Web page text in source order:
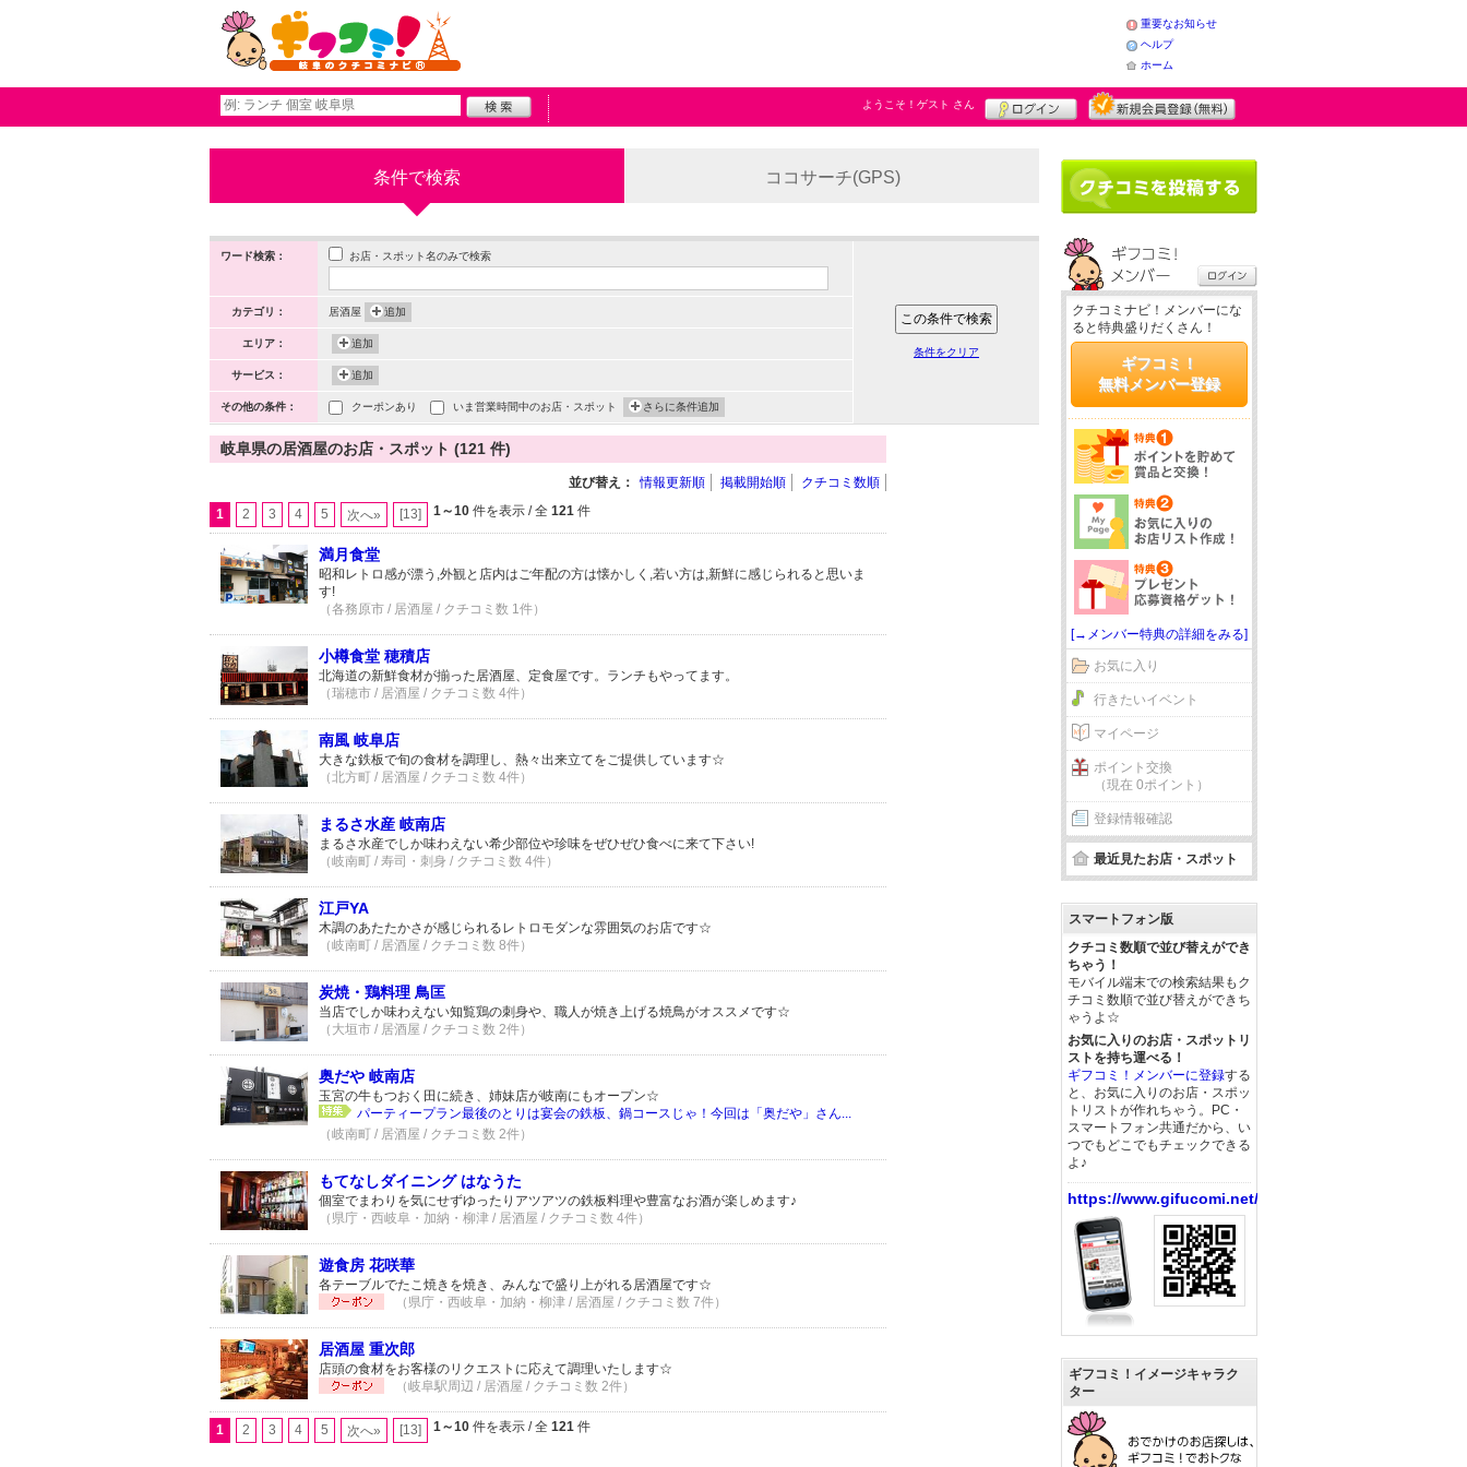
重要なお知らせ
ヘルプ
ホーム
ようこそ！ ゲスト さん
条件で検索 ココサーチ(GPS)
ワード検索： お店・スポット名のみで検索
カテゴリ： 居酒屋 追加
エリア： 追加
サービス： 追加
その他の条件： クーポンあり いま営業時間中のお店・スポット さらに条件追加
条件をクリア
岐阜県の居酒屋のお店・スポット (121 件)
並び替え： 情報更新順 掲載開始順 クチコミ数順
1 2 3 4 5 次へ» [13] 1～10 件を表示 / 全 121 件
満月食堂
昭和レトロ感が漂う,外観と店内はご年配の方は懐かしく,若い方は,新鮮に感じられると思いま
す!
（各務原市 / 居酒屋 / クチコミ数 1件）
小樽食堂 穂積店
北海道の新鮮食材が揃った居酒屋、定食屋です。ランチもやってます。
（瑞穂市 / 居酒屋 / クチコミ数 4件）
南風 岐阜店
大きな鉄板で旬の食材を調理し、熱々出来立てをご提供しています☆
（北方町 / 居酒屋 / クチコミ数 4件）
まるさ水産 岐南店
まるさ水産でしか味わえない希少部位や珍味をぜひぜひ食べに来て下さい!
（岐南町 / 寿司・刺身 / クチコミ数 4件）
江戸YA
木調のあたたかさが感じられるレトロモダンな雰囲気のお店です☆
（岐南町 / 居酒屋 / クチコミ数 8件）
炭焼・鶏料理 鳥匡
当店でしか味わえない知覧鶏の刺身や、職人が焼き上げる焼鳥がオススメです☆
（大垣市 / 居酒屋 / クチコミ数 2件）
奥だや 岐南店
玉宮の牛もつおく田に続き、姉妹店が岐南にもオープン☆
パーティープラン最後のとりは宴会の鉄板、鍋コースじゃ！今回は「奥だや」さん...
（岐南町 / 居酒屋 / クチコミ数 2件）
もてなしダイニング はなうた
個室でまわりを気にせずゆったりアツアツの鉄板料理や豊富なお酒が楽しめます♪
（県庁・西岐阜・加納・柳津 / 居酒屋 / クチコミ数 4件）
遊食房 花咲華
各テーブルでたこ焼きを焼き、みんなで盛り上がれる居酒屋です☆
（県庁・西岐阜・加納・柳津 / 居酒屋 / クチコミ数 7件）
居酒屋 重次郎
店頭の食材をお客様のリクエストに応えて調理いたします☆
（岐阜駅周辺 / 居酒屋 / クチコミ数 2件）
1 2 3 4 5 次へ» [13] 1～10 件を表示 / 全 121 件
クチコミナビ！メンバーにな
ると特典盛りだくさん！
ギフコミ！
無料メンバー登録
[→メンバー特典の詳細をみる]
お気に入り
行きたいイベント
マイページ
ポイント交換
（現在 0ポイント）
登録情報確認
最近見たお店・スポット
スマートフォン版
クチコミ数順で並び替えができ
ちゃう！
モバイル端末での検索結果もク
チコミ数順で並び替えができち
ゃうよ☆
お気に入りのお店・スポットリ
ストを持ち運べる！
ギフコミ！メンバーに登録する
と、お気に入りのお店・スポッ
トリストが作れちゃう。PC・
スマートフォン共通だから、い
つでもどこでもチェックできる
よ♪
https://www.gifucomi.net/
ギフコミ！イメージキャラク
ター